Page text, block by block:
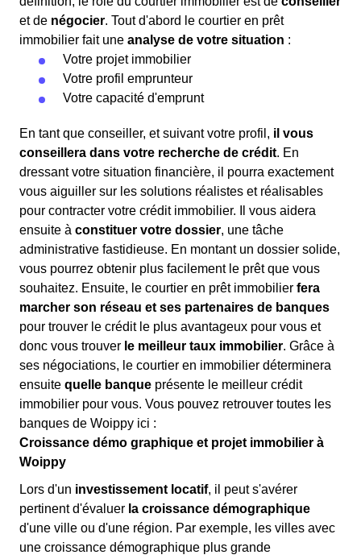
et de négocier. Tout d'abord le courtier en prêt
immobilier fait une analyse de votre situation :
Votre projet immobilier
Votre profil emprunteur
Votre capacité d'emprunt
En tant que conseiller, et suivant votre profil, il vous
conseillera dans votre recherche de crédit. En
dressant votre situation financière, il pourra exactement
vous aiguiller sur les solutions réalistes et réalisables
pour contracter votre crédit immobilier. Il vous aidera
ensuite à constituer votre dossier, une tâche
administrative fastidieuse. En montant un dossier solide,
vous pourrez obtenir plus facilement le prêt que vous
souhaitez. Ensuite, le courtier en prêt immobilier fera
marcher son réseau et ses partenaires de banques
pour trouver le crédit le plus avantageux pour vous et
donc vous trouver le meilleur taux immobilier. Grâce à
ses négociations, le courtier en immobilier déterminera
ensuite quelle banque présente le meilleur crédit
immobilier pour vous. Vous pouvez retrouver toutes les
banques de Woippy ici :
Croissance démo graphique et projet immobilier à
Woippy
Lors d'un investissement locatif, il peut s'avérer
pertinent d'évaluer la croissance démographique
d'une ville ou d'une région. Par exemple, les villes avec
une croissance démographique plus grande